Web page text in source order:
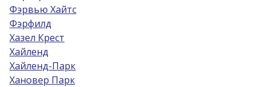
Фэрвью Хайтс
Фэрфилд
Хазел Крест
Хайленд
Хайленд-Парк
Хановер Парк